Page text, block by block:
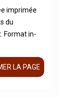
imprimée
du
Format in-
LA PAGE